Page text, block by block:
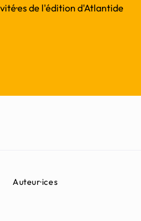
de l'édition d'Atlantide
Auteur·ices